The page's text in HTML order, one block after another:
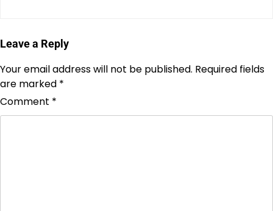
Leave a Reply
Your email address will not be published. Required fields
are marked *
Comment *